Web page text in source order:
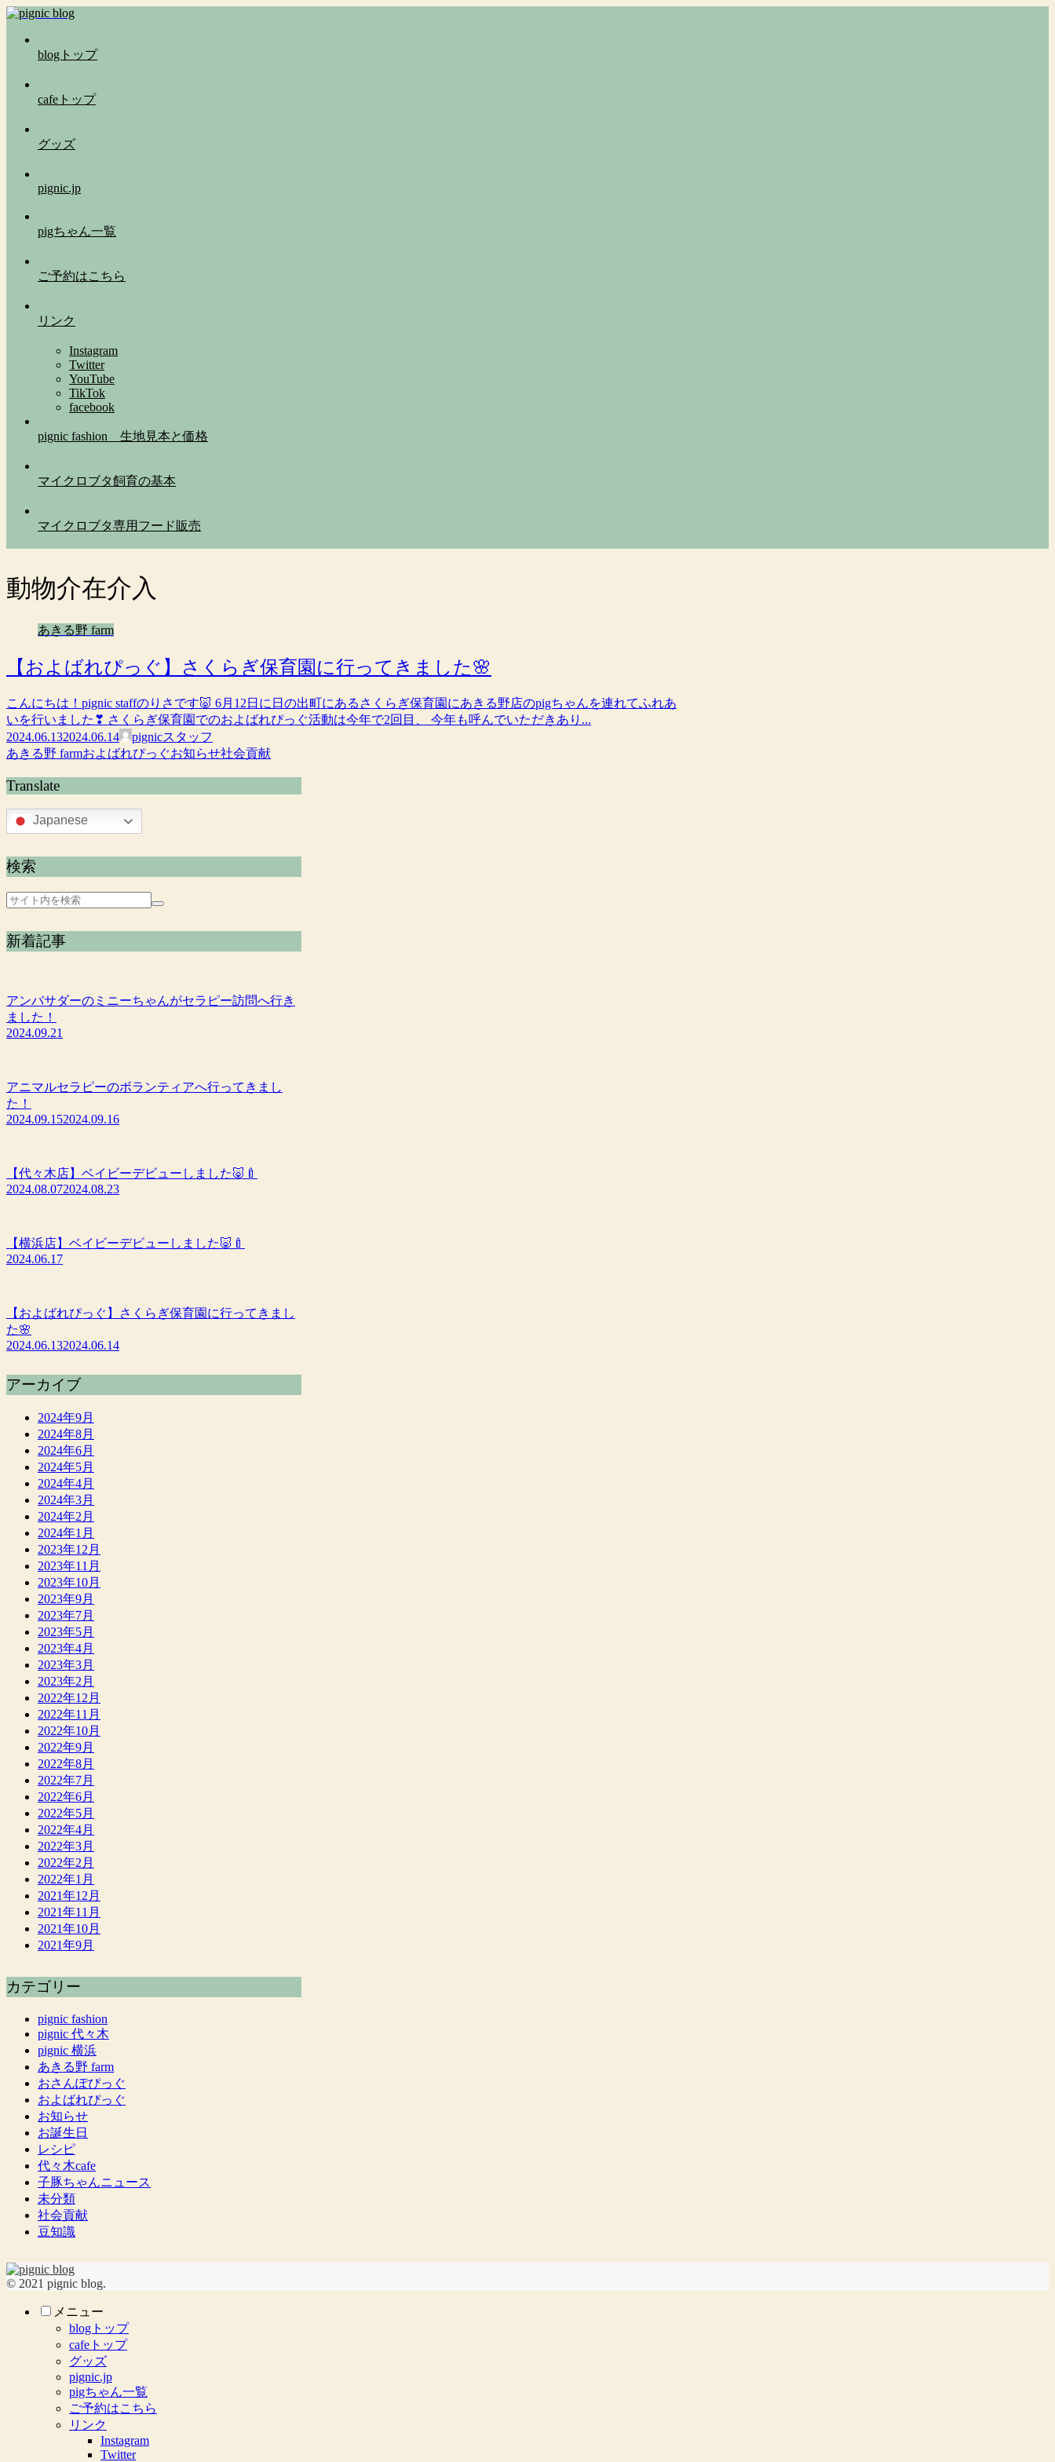
blogトップ
cafeトップ
グッズ
pignic.jp
pigちゃん一覧
ご予約はこちら
リンク
Instagram
Twitter
YouTube
TikTok
facebook
pignic fashion 生地見本と価格
マイクロブタ飼育の基本
マイクロブタ専用フード販売
動物介在介入
あきる野 farm
【およばれぴっぐ】さくらぎ保育園に行ってきました🌸
こんにちは！pignic staffのりさです🐷 6月12日に日の出町にあるさくらぎ保育園にあきる野店のpigちゃんを連れてふれあ
いを行いました❣ さくらぎ保育園でのおよばれぴっぐ活動は今年で2回目、 今年も呼んでいただきあり...
2024.06.132024.06.14
pignicスタッフ
あきる野 farmおよばれぴっぐお知らせ社会貢献
Translate
Japanese
検索
新着記事
アンバサダーのミニーちゃんがセラピー訪問へ行き
ました！
2024.09.21
アニマルセラピーのボランティアへ行ってきまし
た！
2024.09.152024.09.16
【代々木店】ベイビーデビューしました🐷🍼
2024.08.072024.08.23
【横浜店】ベイビーデビューしました🐷🍼
2024.06.17
【およばれぴっぐ】さくらぎ保育園に行ってきまし
た🌸
2024.06.132024.06.14
アーカイブ
2024年9月
2024年8月
2024年6月
2024年5月
2024年4月
2024年3月
2024年2月
2024年1月
2023年12月
2023年11月
2023年10月
2023年9月
2023年7月
2023年5月
2023年4月
2023年3月
2023年2月
2022年12月
2022年11月
2022年10月
2022年9月
2022年8月
2022年7月
2022年6月
2022年5月
2022年4月
2022年3月
2022年2月
2022年1月
2021年12月
2021年11月
2021年10月
2021年9月
カテゴリー
pignic fashion
pignic 代々木
pignic 横浜
あきる野 farm
おさんぽぴっぐ
およばれぴっぐ
お知らせ
お誕生日
レシピ
代々木cafe
子豚ちゃんニュース
未分類
社会貢献
豆知識
© 2021 pignic blog.
メニュー
blogトップ
cafeトップ
グッズ
pignic.jp
pigちゃん一覧
ご予約はこちら
リンク
Instagram
Twitter